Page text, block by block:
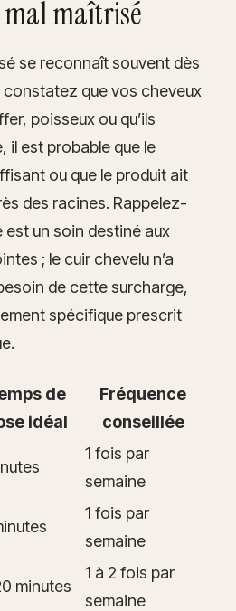
mal maîtrisé
se reconnaît souvent dès
constatez que vos cheveux
poisseux ou qu’ils
il est probable que le
ou que le produit ait
des racines. Rappelez-
est un soin destiné aux
; le cuir chevelu n’a
de cette surcharge,
spécifique prescrit
de
idéal
Fréquence
conseillée
1 fois par
semaine
1 fois par
semaine
minutes
1 à 2 fois par
semaine